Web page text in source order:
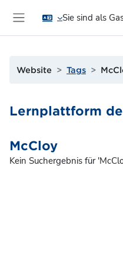
Sie sind als
Website Tags
Lernplattform
McCloy
Kein Suchergebnis für